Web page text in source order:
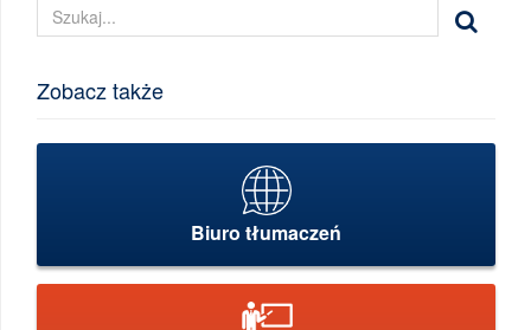
Zobacz także
Biuro tłumaczeń